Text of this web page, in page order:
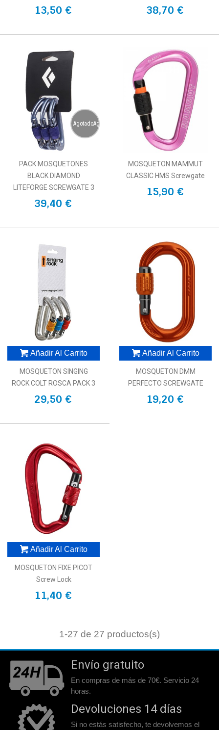
13,50 € 38,70 €
AgotadoAgotado
PACK MOSQUETONES
BLACK DIAMOND
LITEFORGE SCREWGATE 3
39,40 €
MOSQUETON MAMMUT
CLASSIC HMS Screwgate
15,90 €
Añadir Al Carrito
MOSQUETON SINGING
ROCK COLT ROSCA PACK 3
29,50 €
Añadir Al Carrito
MOSQUETON DMM
PERFECTO SCREWGATE
19,20 €
Añadir Al Carrito
MOSQUETON FIXE PICOT
Screw Lock
11,40 €
1-27 de 27 productos(s)
Envío gratuito
En compras de más de 70€. Servicio 24
horas.
Devoluciones 14 días
Si no estás satisfecho, te devolvemos el